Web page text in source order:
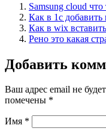
Samsung cloud
Как в 1с
Как в wix
Рено это какая
Добавить
Ваш адрес email не
помечены *
Имя *